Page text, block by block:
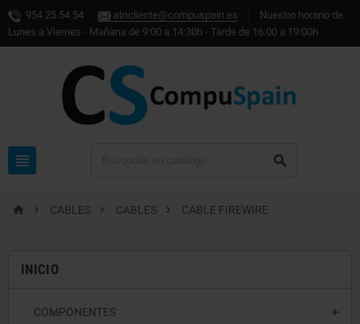
954 25 54 54 atncliente@compuspain.es
Nuestro horario de
Lunes a Viernes - Mañana de 9:00 a 14:30h - Tarde de 16:00 a 19:00h
 
  CABLES  CABLES  CABLE FIREWIRE
INICIO
COMPONENTES 